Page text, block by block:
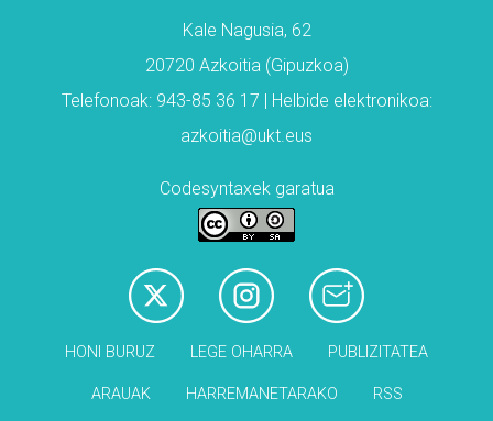
Kale Nagusia, 62
20720 Azkoitia (Gipuzkoa)
Telefonoak: 943-85 36 17 | Helbide elektronikoa:
azkoitia@ukt.eus
Codesyntaxek garatua
HONI BURUZ LEGE OHARRA PUBLIZITATEA
ARAUAK HARREMANETARAKO RSS